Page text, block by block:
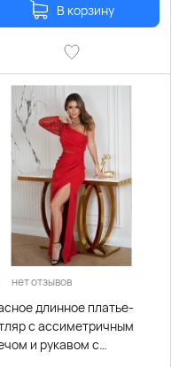
В корзину
нет отзывов
длинное платье-
с ассиметричным
и рукавом с